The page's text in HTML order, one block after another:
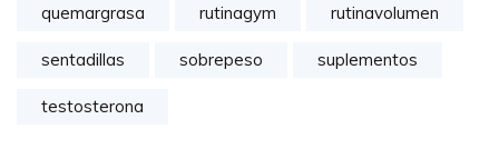
quemargrasa rutinagym rutinavolumen
sentadillas sobrepeso suplementos
testosterona